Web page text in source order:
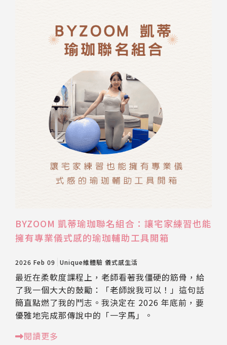
BYZOOM 凱蒂瑜珈聯名組合：讓宅家練習也能
擁有專業儀式感的瑜珈輔助工具開箱
2026 Feb 09 Unique維體驗 儀式感生活
最近在柔軟度課程上，老師看著我僵硬的筋骨，給
了我一個大大的鼓勵：「老師說我可以！」這句話
簡直點燃了我的鬥志。我決定在 2026 年底前，要
優雅地完成那傳說中的「一字馬」。
閱讀更多